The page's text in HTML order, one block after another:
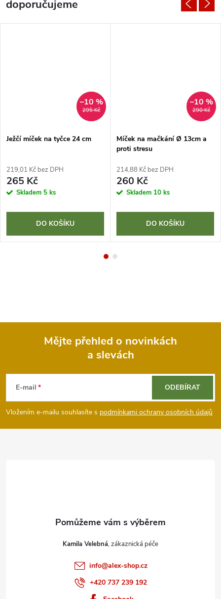
doporučujeme
295 Kč
–10 %
Ježčí míček na tyčce 24 cm
219,01 Kč bez DPH
265 Kč
Skladem 5 ks
DO KOŠÍKU
290 Kč
–10 %
Míček na mačkání Ø 13cm a
proti stresu
214,88 Kč bez DPH
260 Kč
Skladem 10 ks
DO KOŠÍKU
p
a
Mějte přehled o novinkách
a slevách
E-mail
Vložením e-mailu souhlasíte s podmínkami ochrany osobních údajů
ODEBÍRAT
Kamila Velebná
info@alex-shop.cz
+420 737 239 192